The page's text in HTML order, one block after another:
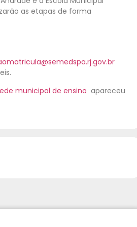
as etapas de forma
municipal de ensino apareceu